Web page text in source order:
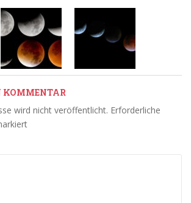
KOMMENTAR
wird nicht veröffentlicht. Erforderliche